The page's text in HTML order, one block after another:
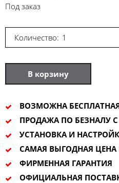
Под заказ
Количество:
В корзину
ВОЗМОЖНА
ПРОДАЖА ПО БЕЗНАЛУ С
УСТАНОВКА И
САМАЯ ВЫГОДНАЯ
ФИРМЕННАЯ ГАРАНТИЯ
ОФИЦИАЛЬНАЯ